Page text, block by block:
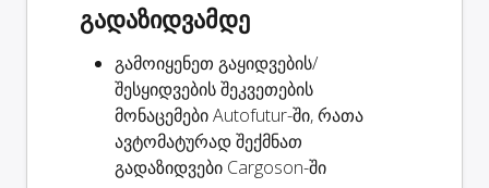
გადაზიდვამდე
გამოიყენეთ გაყიდვების/
შესყიდვების შეკვეთების
მონაცემები Autofutur-ში, რათა
ავტომატურადშექმნათ
გადაზიდვები Cargoson-ში